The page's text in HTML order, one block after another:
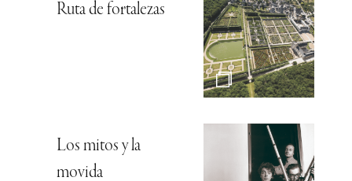
Ruta de fortalezas
Los mitos y la
movida